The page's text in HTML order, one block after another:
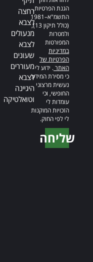
הגנת הפרטיות,
התשמ"א–1981
(כולל תיקון 13),
ולמטרות
המפורטות
במדיניות
הפרטיות של
האתר. ידוע לי
כי מסירת המידע
נעשית מרצוני
החופשי, וכי
עומדות לי
הזכויות המוקנות
לי לפי החוק.
שליחה
רחצה
לצבא
מנעולים
לצבא
שעונים
מעוררים
לצבא
היגיינה
וטואלטיקה